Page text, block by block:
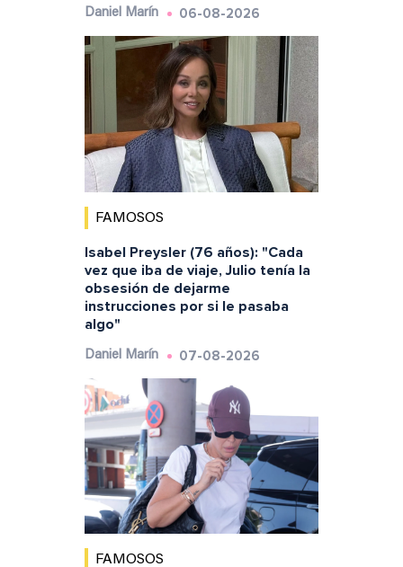
Daniel Marín 06-08-2026
FAMOSOS
Isabel Preysler (76 años): "Cada
vez que iba de viaje, Julio tenía la
obsesión de dejarme
instrucciones por si le pasaba
algo"
Daniel Marín 07-08-2026
FAMOSOS